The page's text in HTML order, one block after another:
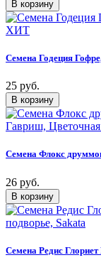
Семена Годеция
25 руб.
Семена Флокс
26 руб.
Семена Редис